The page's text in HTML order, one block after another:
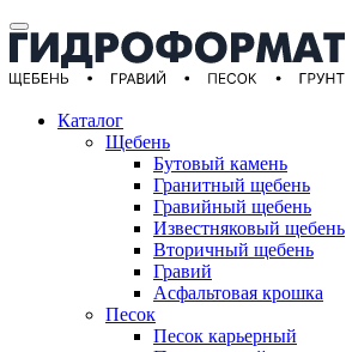
Каталог
Щебень
Бутовый камень
Гранитный щебень
Гравийный щебень
Известняковый щебень
Вторичный щебень
Гравий
Асфальтовая крошка
Песок
Песок карьерный